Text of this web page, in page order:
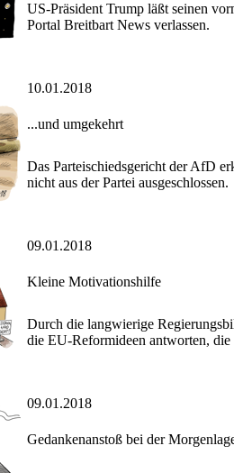
US-Präsident Trump läßt seinen
Portal Breitbart News verlassen.
10.01.2018
...und umgekehrt
Das Parteischiedsgericht der AfD
nicht aus der Partei ausgeschlossen.
09.01.2018
Kleine Motivationshilfe
Durch die langwierige
die EU-Reformideen antworten,
09.01.2018
Gedankenanstoß bei der